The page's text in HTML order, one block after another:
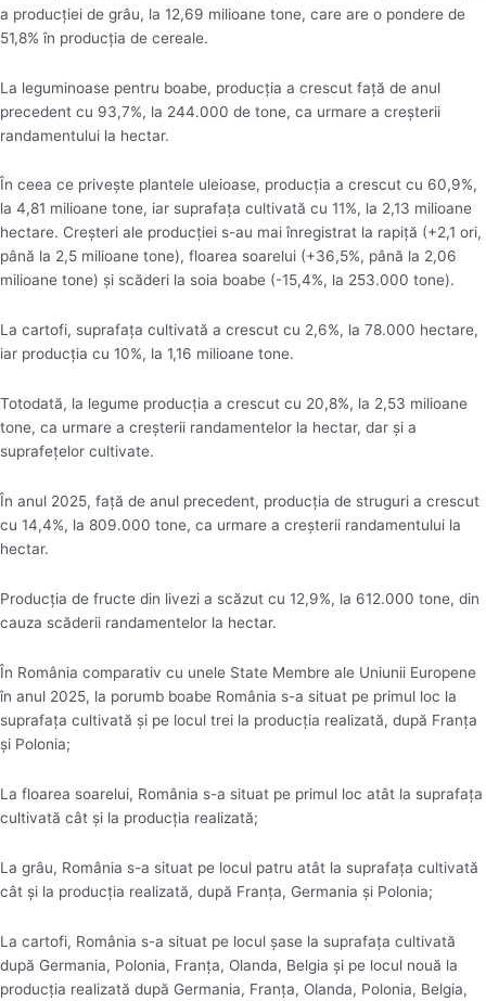
a producţiei de grâu, la 12,69 milioane tone, care are o pondere de
51,8% în producţia de cereale.
La leguminoase pentru boabe, producţia a crescut faţă de anul
precedent cu 93,7%, la 244.000 de tone, ca urmare a creşterii
randamentului la hectar.
În ceea ce priveşte plantele uleioase, producţia a crescut cu 60,9%,
la 4,81 milioane tone, iar suprafaţa cultivată cu 11%, la 2,13 milioane
hectare. Creşteri ale producţiei s-au mai înregistrat la rapiţă (+2,1 ori,
până la 2,5 milioane tone), floarea soarelui (+36,5%, până la 2,06
milioane tone) şi scăderi la soia boabe (-15,4%, la 253.000 tone).
La cartofi, suprafaţa cultivată a crescut cu 2,6%, la 78.000 hectare,
iar producţia cu 10%, la 1,16 milioane tone.
Totodată, la legume producţia a crescut cu 20,8%, la 2,53 milioane
tone, ca urmare a creşterii randamentelor la hectar, dar şi a
suprafeţelor cultivate.
În anul 2025, faţă de anul precedent, producţia de struguri a crescut
cu 14,4%, la 809.000 tone, ca urmare a creşterii randamentului la
hectar.
Producţia de fructe din livezi a scăzut cu 12,9%, la 612.000 tone, din
cauza scăderii randamentelor la hectar.
În România comparativ cu unele State Membre ale Uniunii Europene
în anul 2025, la porumb boabe România s-a situat pe primul loc la
suprafaţa cultivată şi pe locul trei la producţia realizată, după Franţa
şi Polonia;
La floarea soarelui, România s-a situat pe primul loc atât la suprafaţa
cultivată cât şi la producţia realizată;
La grâu, România s-a situat pe locul patru atât la suprafaţa cultivată
cât şi la producţia realizată, după Franţa, Germania şi Polonia;
La cartofi, România s-a situat pe locul şase la suprafaţa cultivată
după Germania, Polonia, Franţa, Olanda, Belgia şi pe locul nouă la
producţia realizată după Germania, Franţa, Olanda, Polonia, Belgia,